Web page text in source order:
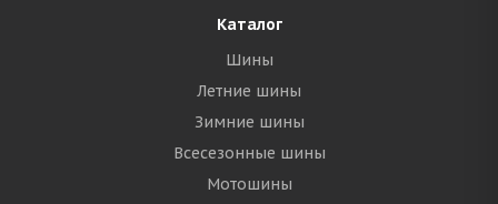
Каталог
Шины
Летние шины
Зимние шины
Всесезонные шины
Мотошины